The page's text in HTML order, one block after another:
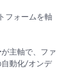
フォームを軸
が主軸で、ファ
動化/オンデ